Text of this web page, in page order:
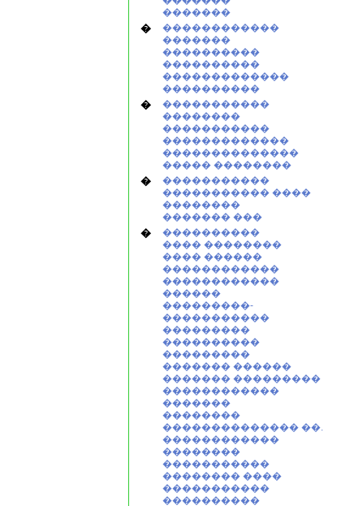
�������
�
������������
�������
����������
����������
�������������
����������
�
�����������
��������
�����������
�������������
��������������
����� ��������
�
�����������
����������� ����
��������
������� ���
�
����������
���� ��������
���� ������
������������
������������
������
���������-
�����������
���������
����������
���������
������� ������
������� ���������
������������
�������
��������
�������������� ��.
������������
��������
�����������
�������� ����
�����������
����������